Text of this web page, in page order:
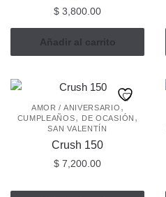
$ 3,800.00
Añadir al carrito
AMOR / ANIVERSARIO ,
CUMPLEAÑOS, DE OCASIÓN ,
SAN VALENTÍN
Crush 150
$ 7,200.00